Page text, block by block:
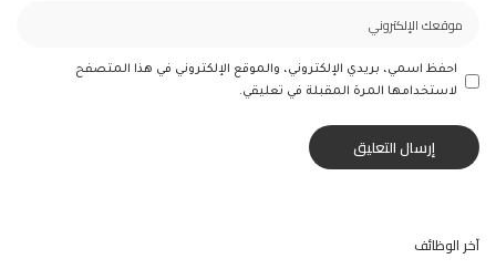
احفظ اسمي، بريدي الإلكتروني، والموقع الإلكتروني في هذا المتصفح
لاستخدامها المرة المقبلة في تعليقي.
آخر الوظائف